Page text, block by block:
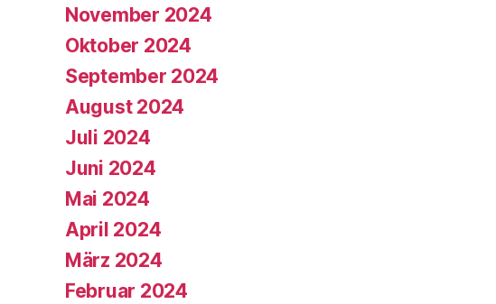
November 2024
Oktober 2024
September 2024
August 2024
Juli 2024
Juni 2024
Mai 2024
April 2024
März 2024
Februar 2024